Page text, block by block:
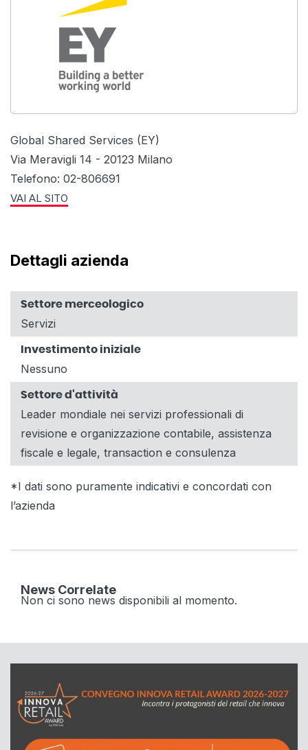
Global Shared Services (EY)
Via Meravigli 14 - 20123 Milano
Telefono: 02-806691
VAI AL SITO
Dettagli azienda
Settore merceologico
Servizi
Investimento iniziale
Nessuno
Settore d'attività
Leader mondiale nei servizi professionali di
revisione e organizzazione contabile, assistenza
fiscale e legale, transaction e consulenza
*I dati sono puramente indicativi e concordati con
l’azienda
News Correlate
Non ci sono news disponibili al momento.